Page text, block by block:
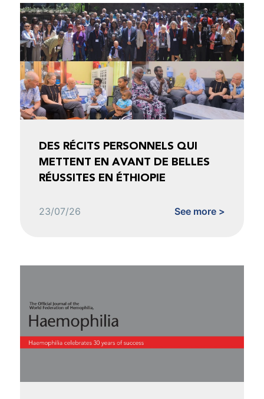
DES RÉCITS PERSONNELS QUI
METTENT EN AVANT DE BELLES
RÉUSSITES EN ÉTHIOPIE
23/07/26 See more >